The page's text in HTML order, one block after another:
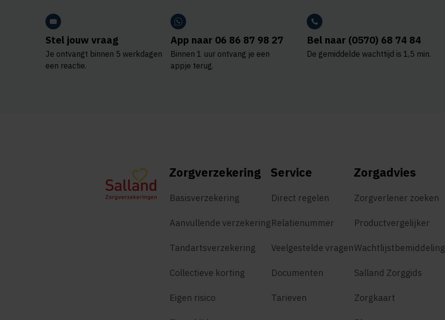
Stel jouw vraag
Je ontvangt binnen 5 werkdagen
een reactie.
App naar 06 86 87 98 27
Binnen 1 uur ontvang je een
appje terug.
Bel naar (0570) 68 74 84
De gemiddelde wachttijd is 1,5 min.
Zorgverzekering
Basisverzekering
Aanvullende verzekering
Tandartsverzekering
Collectieve korting
Eigen risico
Service
Direct regelen
Relatienummer
Veelgestelde vragen
Documenten
Tarieven
Zorgadvies
Zorgverlener zoeken
Productvergelijker
Wachtlijstbemiddeling
Salland Zorggids
Zorgkaart